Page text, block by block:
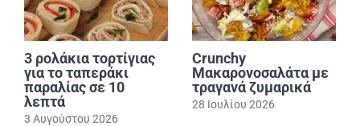
3 ρολάκια τορτίγιας
για το ταπεράκι
παραλίας σε 10
λεπτά
3 Αυγούστου 2026
Crunchy
Μακαρονοσαλάτα με
τραγανά ζυμαρικά
28 Ιουλίου 2026